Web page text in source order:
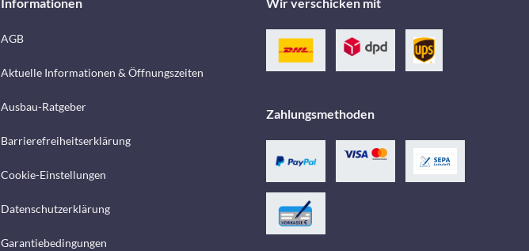
AGB
Aktuelle Informationen & Öffnungszeiten
Ausbau-Ratgeber
Barrierefreiheitserklärung
Cookie-Einstellungen
Datenschutzerklärung
Garantiebedingungen
Zahlungsmethoden